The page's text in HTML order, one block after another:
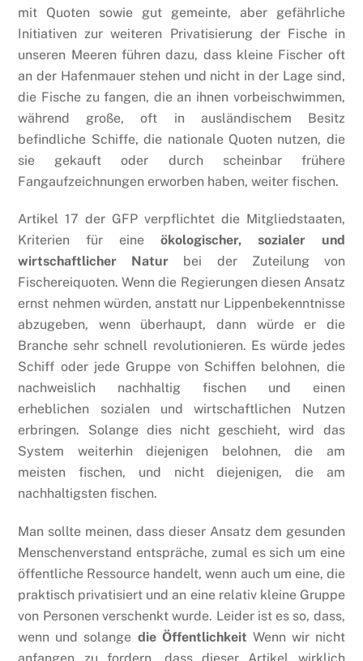
mit Quoten sowie gut gemeinte, aber gefährliche
Initiativen zur weiteren Privatisierung der Fische in
unseren Meeren führen dazu, dass kleine Fischer oft
an der Hafenmauer stehen und nicht in der Lage sind,
die Fische zu fangen, die an ihnen vorbeischwimmen,
während große, oft in ausländischem Besitz
befindliche Schiffe, die nationale Quoten nutzen, die
sie gekauft oder durch scheinbar frühere
Fangaufzeichnungen erworben haben, weiter fischen.
Artikel 17 der GFP verpflichtet die Mitgliedstaaten,
Kriterien für eine ökologischer, sozialer und
wirtschaftlicher Natur bei der Zuteilung von
Fischereiquoten. Wenn die Regierungen diesen Ansatz
ernst nehmen würden, anstatt nur Lippenbekenntnisse
abzugeben, wenn überhaupt, dann würde er die
Branche sehr schnell revolutionieren. Es würde jedes
Schiff oder jede Gruppe von Schiffen belohnen, die
nachweislich nachhaltig fischen und einen
erheblichen sozialen und wirtschaftlichen Nutzen
erbringen. Solange dies nicht geschieht, wird das
System weiterhin diejenigen belohnen, die am
meisten fischen, und nicht diejenigen, die am
nachhaltigsten fischen.
Man sollte meinen, dass dieser Ansatz dem gesunden
Menschenverstand entspräche, zumal es sich um eine
öffentliche Ressource handelt, wenn auch um eine, die
praktisch privatisiert und an eine relativ kleine Gruppe
von Personen verschenkt wurde. Leider ist es so, dass,
wenn und solange die Öffentlichkeit Wenn wir nicht